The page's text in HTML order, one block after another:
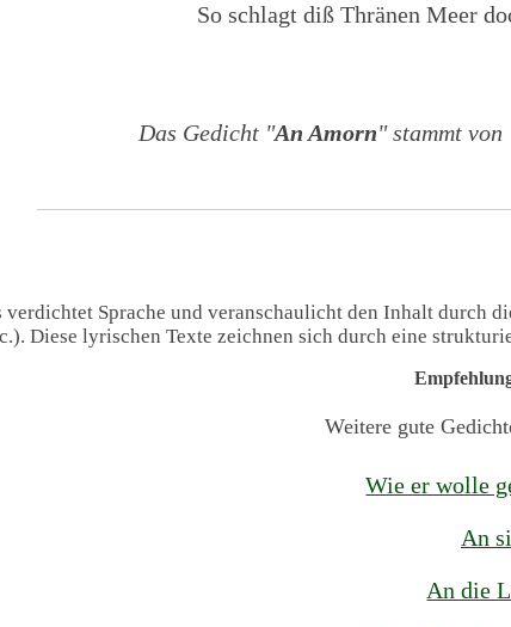
So schlagt diß Thränen Meer
Das Gedicht "An Amorn" stammt von
verdichtet Sprache und veranschaulicht den Inhalt durch
Diese lyrischen Texte zeichnen sich durch eine
Weitere gute
Wie er wolle
An
An die